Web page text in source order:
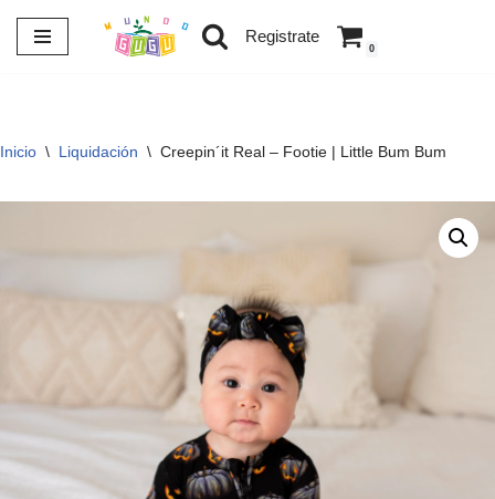
Saltar
Registrate
0
Inicio \ Liquidación \ Creepin´it Real – Footie | Little Bum Bum